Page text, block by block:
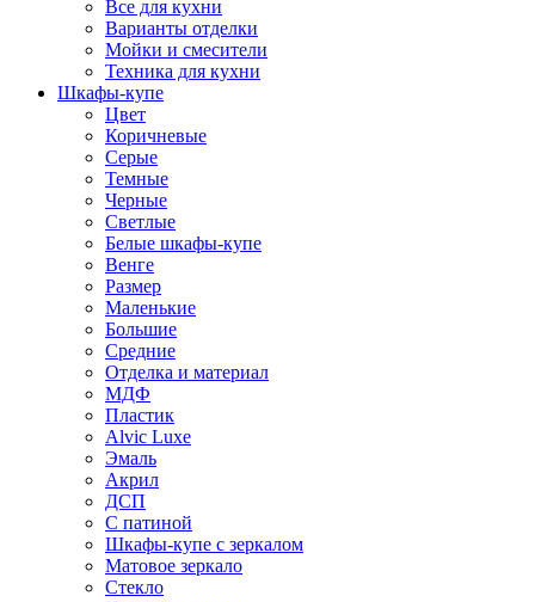
Все для кухни
Варианты отделки
Мойки и смесители
Техника для кухни
Шкафы-купе
Цвет
Коричневые
Серые
Темные
Черные
Светлые
Белые шкафы-купе
Венге
Размер
Маленькие
Большие
Средние
Отделка и материал
МДФ
Пластик
Alvic Luxe
Эмаль
Акрил
ДСП
С патиной
Шкафы-купе с зеркалом
Матовое зеркало
Стекло